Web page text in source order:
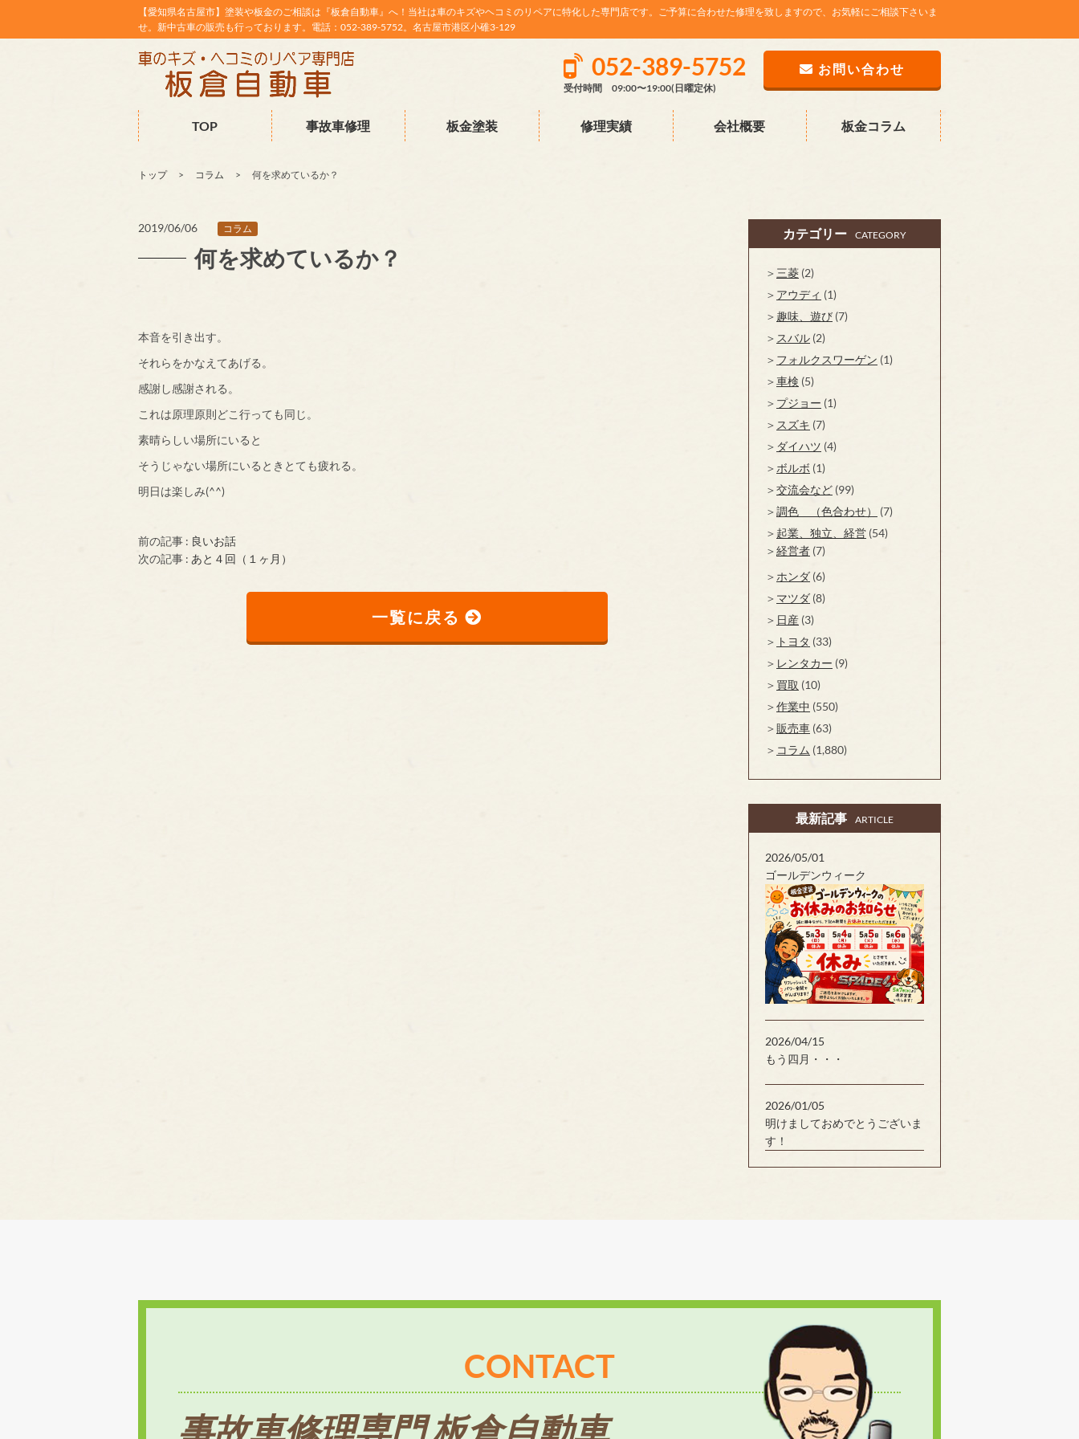
【愛知県名古屋市】塗装や板金のご相談は『板倉自動車』へ！当社は車のキズやヘコミのリペアに特化した専門店です。ご予算に合わせた修理を致しますので、お気軽にご相談下さいま
せ。新中古車の販売も行っております。電話：052-389-5752。名古屋市港区小碓3-129
052-389-5752
受付時間 09:00〜19:00(日曜定休)
お問い合わせ
TOP 事故車修理 板金塗装 修理実績 会社概要 板金コラム
トップ コラム 何を求めているか？
2019/06/06 コラム
何を求めているか？
本音を引き出す。
それらをかなえてあげる。
感謝し感謝される。
これは原理原則どこ行っても同じ。
素晴らしい場所にいると
そうじゃない場所にいるときとても疲れる。
明日は楽しみ(^^)
前の記事 : 良いお話
次の記事 : あと４回（１ヶ月）
一覧に戻る
カテゴリー CATEGORY
三菱 (2)
アウディ (1)
趣味、遊び (7)
スバル (2)
フォルクスワーゲン (1)
車検 (5)
プジョー (1)
スズキ (7)
ダイハツ (4)
ボルボ (1)
交流会など (99)
調色 （色合わせ）
(7)
起業、独立、経営 (54)
経営者 (7)
ホンダ (6)
マツダ (8)
日産 (3)
トヨタ (33)
レンタカー (9)
買取 (10)
作業中 (550)
販売車 (63)
コラム (1,880)
最新記事 ARTICLE
2026/05/01
ゴールデンウィーク
2026/04/15
もう四月・・・
2026/01/05
明けましておめでとうございま
す！
CONTACT
事故車修理専門 板倉自動車